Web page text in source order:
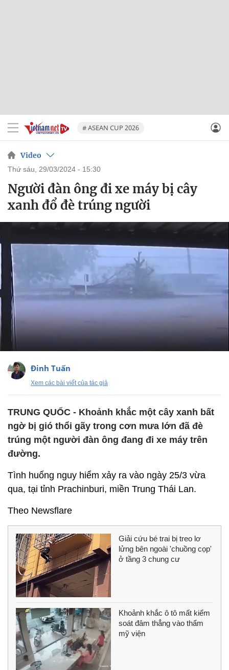
# ASEAN CUP 2026
Video
thứ sáu, 29/03/2024 - 15:30
Người đàn ông đi xe máy bị cây
xanh đổ đè trúng người
Đinh Tuấn
Xem các bài viết của tác giả
TRUNG QUỐC - Khoảnh khắc một cây xanh bất
ngờ bị gió thổi gãy trong cơn mưa lớn đã đè
trúng một người đàn ông đang đi xe máy trên
đường.
Tình huống nguy hiểm xảy ra vào ngày 25/3 vừa
qua, tại tỉnh Prachinburi, miền Trung Thái Lan.
Theo Newsflare
Giải cứu bé trai bị treo lơ
lửng bên ngoài 'chuồng cọp'
ở tầng 3 chung cư
Khoảnh khắc ô tô mất kiểm
soát đâm thẳng vào thẩm
mỹ viện